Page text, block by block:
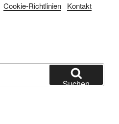
Cookie-Richtlinien Kontakt
Suchen